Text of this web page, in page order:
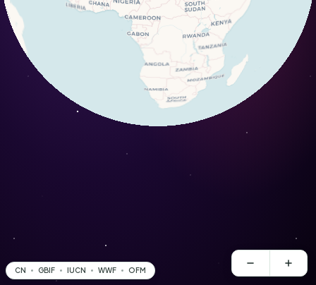
CN GBIF IUCN WWF OFM